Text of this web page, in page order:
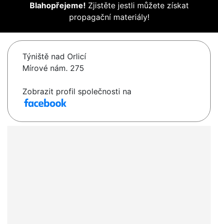
Blahopřejeme! Zjistěte jestli můžete získat
propagační materiály!
Týniště nad Orlicí
Mírové nám. 275
Zobrazit profil společnosti na